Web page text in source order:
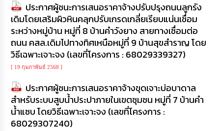
ประกาศผู้ชนะการเสนอราคาจ้างปรับปรุงถนนลูกรัง
เดิมโดยเสริมผิวหินคลุกปรับเกรดเกลี่ยเรียบแน่นเชื่อม
ระหว่างหมู่บ้าน หมู่ที่ 8 บ้านคำวังยาง สายทางเชื่อมต่อ
ถนน คสล.เดิมไปทางทิศเหนือหมู่ที่ 9 บ้านสุขสำราญ โดย
วิธีเฉพาะเจาะจง (เลขที่โครงการ : 68029339327)
[ 19 กุมภาพันธ์ 2568 ]
ประกาศผู้ชนะการเสนอราคาจ้างขุดเจาะบ่อบาดาล
สำหรับระบบสูบน้ำประปาภายในเขตชุมชน หมู่ที่ 7 บ้านคำ
น้ำแซบ โดยวิธีเฉพาะเจาะจง (เลขที่โครงการ :
68029307240)